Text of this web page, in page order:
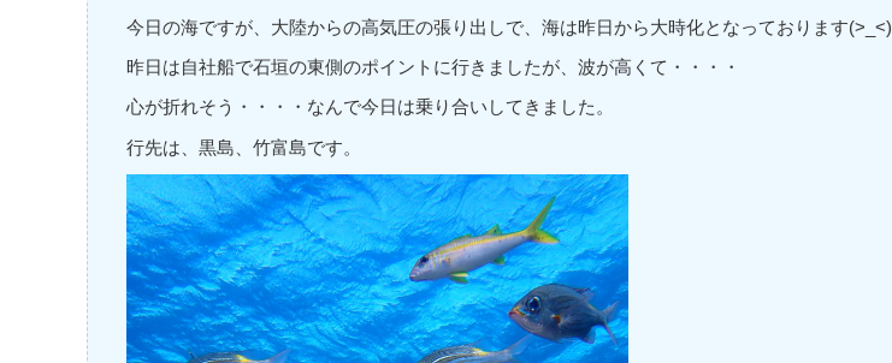
今日の海ですが、大陸からの高気圧の張り出しで、海は昨日から大時化となっております(>_<)
昨日は自社船で石垣の東側のポイントに行きましたが、波が高くて・・・・
心が折れそう・・・・なんで今日は乗り合いしてきました。
行先は、黒島、竹富島です。